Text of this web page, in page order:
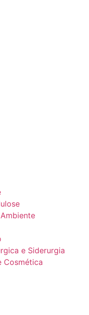
e Siderurgia
Cosmética